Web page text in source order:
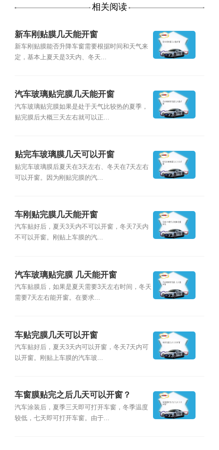
相关阅读
新车刚贴膜几天能开窗
新车刚贴膜能否升降车窗需要根据时间和天气来
定，基本上夏天是3天内、冬天...
汽车玻璃贴完膜几天能开窗
汽车玻璃贴完膜如果是处于天气比较热的夏季，
贴完膜后大概三天左右就可以正...
贴完车玻璃膜几天可以开窗
贴完车玻璃膜后夏天在3天左右、冬天在7天左右
可以开窗。因为刚贴完膜的汽...
车刚贴完膜几天能开窗
汽车贴好后，夏天3天内不可以开窗，冬天7天内
不可以开窗。刚贴上车膜的汽...
汽车玻璃贴完膜 几天能开窗
汽车贴膜后，如果是夏天需要3天左右时间，冬天
需要7天左右能开窗。在要求...
车贴完膜几天可以开窗
汽车贴好后，夏天3天内可以开窗，冬天7天内可
以开窗。刚贴上车膜的汽车玻...
车窗膜贴完之后几天可以开窗？
汽车涂装后，夏季三天即可打开车窗，冬季温度
较低，七天即可打开车窗。由于...